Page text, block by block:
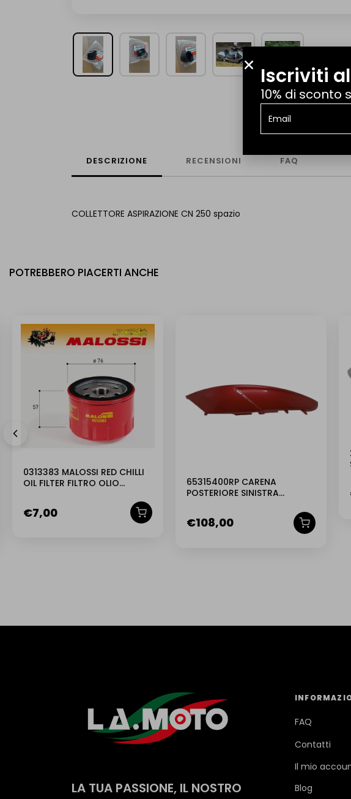
DESCRIZIONE RECENSIONI FAQ
COLLETTORE ASPIRAZIONE CN 250 spazio
POTREBBERO PIACERTI ANCHE
0313383 MALOSSI RED CHILLI
OIL FILTER FILTRO OLIO
€7,00
65315400RP CARENA
POSTERIORE SINISTRA
€108,00
LA TUA PASSIONE, IL NOSTRO
FAQ
Contatti
Il mio
Blog
Iscriviti
10% di sconto